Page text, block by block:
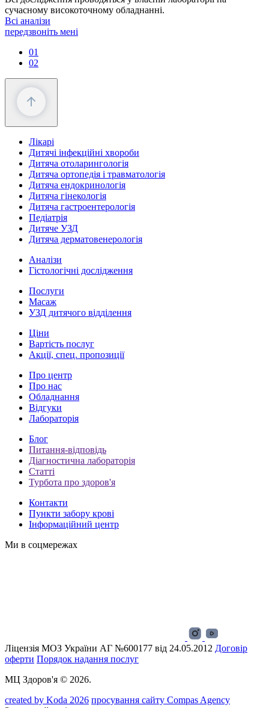
сучасному високоточному обладнанні.
Всі аналізи
передзвоніть мені
01
02
Лікарі
Дитячі інфекційні хвороби
Дитяча отоларингологія
Дитяча ортопедія і травматологія
Дитяча ендокринологія
Дитяча гінекологія
Дитяча гастроентерологія
Педіатрія
Дитяче УЗД
Дитяча дерматовенерологія
Аналізи
Гістологічні дослідження
Послуги
Масаж
УЗД дитячого відділення
Ціни
Вартість послуг
Акції, спец. пропозиції
Про центр
Про нас
Обладнання
Відгуки
Лабораторія
Блог
Питання-відповідь
Діагностична лабораторія
Статті
Турбота про здоров'я
Контакти
Пункти забору крові
Інформаційний центр
Ми в соцмережах
Ліцензія МОЗ України АГ №600177 від 24.05.2012 Договір
оферти Порядок надання послуг
МЦ Здоров'я © 2026.
created by Koda 2026 просування сайту Compas Agency